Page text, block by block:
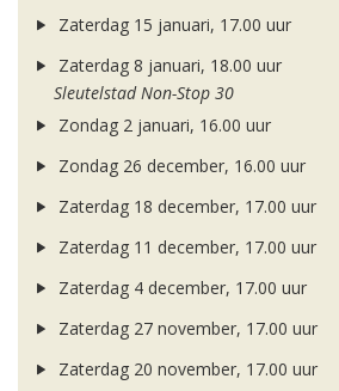
Zaterdag 15 januari, 17.00 uur
Zaterdag 8 januari, 18.00 uur
Sleutelstad Non-Stop 30
Zondag 2 januari, 16.00 uur
Zondag 26 december, 16.00 uur
Zaterdag 18 december, 17.00 uur
Zaterdag 11 december, 17.00 uur
Zaterdag 4 december, 17.00 uur
Zaterdag 27 november, 17.00 uur
Zaterdag 20 november, 17.00 uur